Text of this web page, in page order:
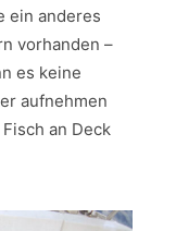
ein anderes
vorhanden –
es keine
aufnehmen
an Deck